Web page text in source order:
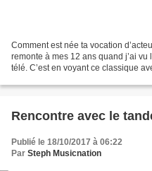
Comment est née ta vocation
remonte à mes 12 ans quand j’ai
télé. C’est en voyant ce classique
Rencontre avec le
Publié le 18/10/2017 à 06:22
Par Steph Musicnation